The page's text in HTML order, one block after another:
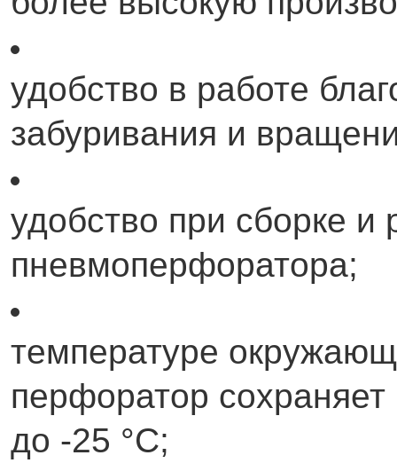
удобство в работе
забуривания и
удобство при сборке и
пневмоперфоратора;
температуре
перфоратор сохраняет
до -25 °C;